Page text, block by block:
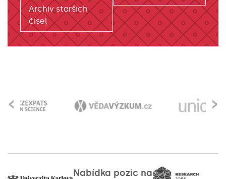
Archiv starších
čísel
›
‹
Nabídka pozic na